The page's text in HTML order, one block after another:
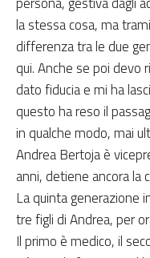
la stessa cosa, ma
differenza tra le due
qui. Anche se poi devo
dato fiducia e mi ha
questo ha reso il
in qualche modo, mai
Andrea Bertoja è
anni, detiene ancora la
La quinta generazione
tre figli di Andrea, per
Il primo è medico, il